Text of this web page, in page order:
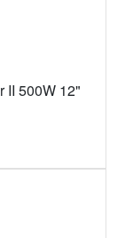
II 500W 12"